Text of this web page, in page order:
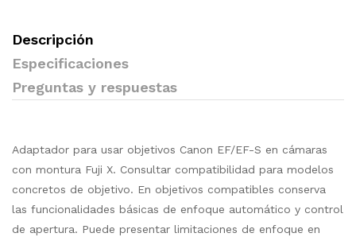
Descripción
Especificaciones
Preguntas y respuestas
Adaptador para usar objetivos Canon EF/EF-S en cámaras
con montura Fuji X. Consultar compatibilidad para modelos
concretos de objetivo. En objetivos compatibles conserva
las funcionalidades básicas de enfoque automático y control
de apertura. Puede presentar limitaciones de enfoque en